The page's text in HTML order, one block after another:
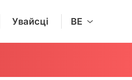
Увайсці BE